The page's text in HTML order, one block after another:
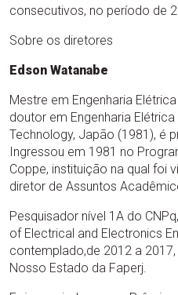
consecutivos, no período de
Sobre os diretores
Edson Watanabe
Mestre em Engenharia
doutor em Engenharia
Technology, Japão (1981), é
Ingressou em 1981 no
Coppe, instituição na qual foi
diretor de Assuntos
Pesquisador nível 1A do
of Electrical and Electronics
contemplado,de 2012 a
Nosso Estado da Faperj.